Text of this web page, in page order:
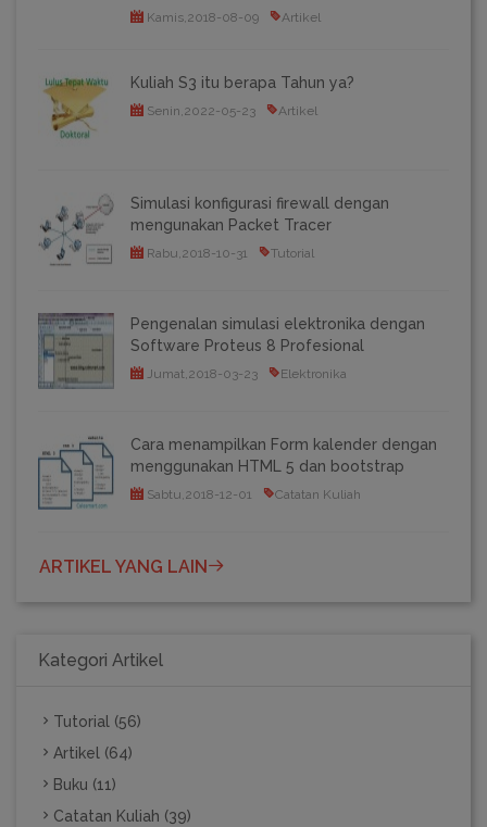
Kamis,2018-08-09 Artikel
Kuliah S3 itu berapa Tahun ya?
Senin,2022-05-23 Artikel
Simulasi konfigurasi firewall dengan
mengunakan Packet Tracer
Rabu,2018-10-31 Tutorial
Pengenalan simulasi elektronika dengan
Software Proteus 8 Profesional
Jumat,2018-03-23 Elektronika
Cara menampilkan Form kalender dengan
menggunakan HTML 5 dan bootstrap
Sabtu,2018-12-01 Catatan Kuliah
ARTIKEL YANG LAIN
Kategori Artikel
Tutorial (56)
Artikel (64)
Buku (11)
Catatan Kuliah (39)